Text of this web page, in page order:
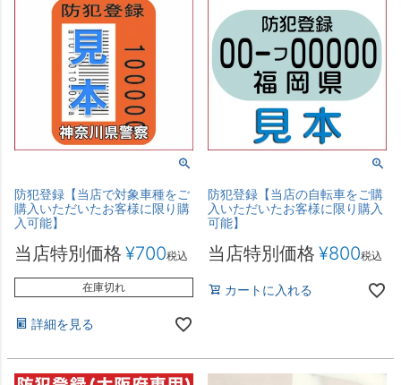
防犯登録【当店で対象車種をご
購入いただいたお客様に限り購
入可能】
当店特別価格 ¥700税込
在庫切れ
詳細を見る
防犯登録【当店の自転車をご購
入いただいたお客様に限り購入
可能】
当店特別価格 ¥800税込
カートに入れる